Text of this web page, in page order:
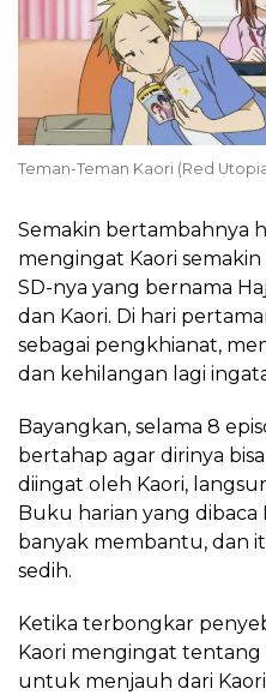
Teman-Teman Kaori (Red
Semakin bertambahnya
mengingat Kaori
SD-nya yang bernama
dan Kaori. Di hari
sebagai pengkhianat,
dan kehilangan lagi
Bayangkan, selama 8
bertahap agar dirinya
diingat oleh Kaori,
Buku harian yang dibaca
banyak membantu, dan
sedih.
Ketika terbongkar
Kaori mengingat
untuk menjauh dari